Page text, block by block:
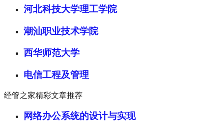
河北科技大学理工学院
潮汕职业技术学院
西华师范大学
电信工程及管理
经管之家精彩文章推荐
网络办公系统的设计与实现